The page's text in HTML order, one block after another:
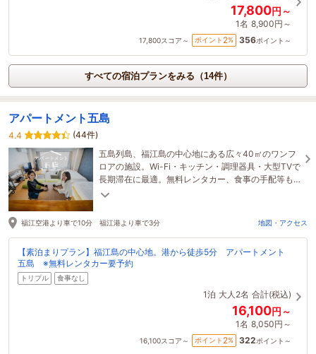
17,800円～
1名 8,900円～
17,800スコア～ ポイント 2% 356ポイント～
すべての宿泊プランをみる（14件）
アパートメント五島
4.4
(44件)
五島列島、福江島の中心地にある広々40㎡のワンフ
ロアの施設。Wi-Fi・キッチン・調理器具・大型TVで
長期滞在に最適。無料レンタカー、食事の手配等も
できますのでお気軽にご連絡ください！
福江空港より車で10分 福江港より車で3分 地図・アクセス
【素泊まりプラン】福江島の中心地。港から徒歩5分 アパートメント
五島 ※無料レンタカー要予約
トリプル 食事なし
1泊 大人2名 合計(税込)
16,100円～
1名 8,050円～
16,100スコア～ ポイント 2% 322ポイント～